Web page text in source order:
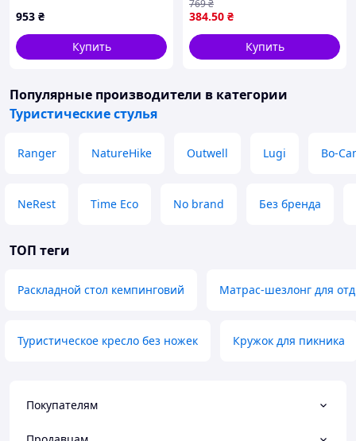
953 ₴
Купить
28х23,5х27см
384.50 ₴
769₴
Купить
Популярные производители в категории
Туристические стулья
Ranger NatureHike Outwell Lugi Bo-
NeRest Time Eco No brand Без бренда
ТОП теги
Раскладной стол кемпинговий Матрас-шезлонг для
Туристическое кресло без ножек Кружок для пикника
Покупателям